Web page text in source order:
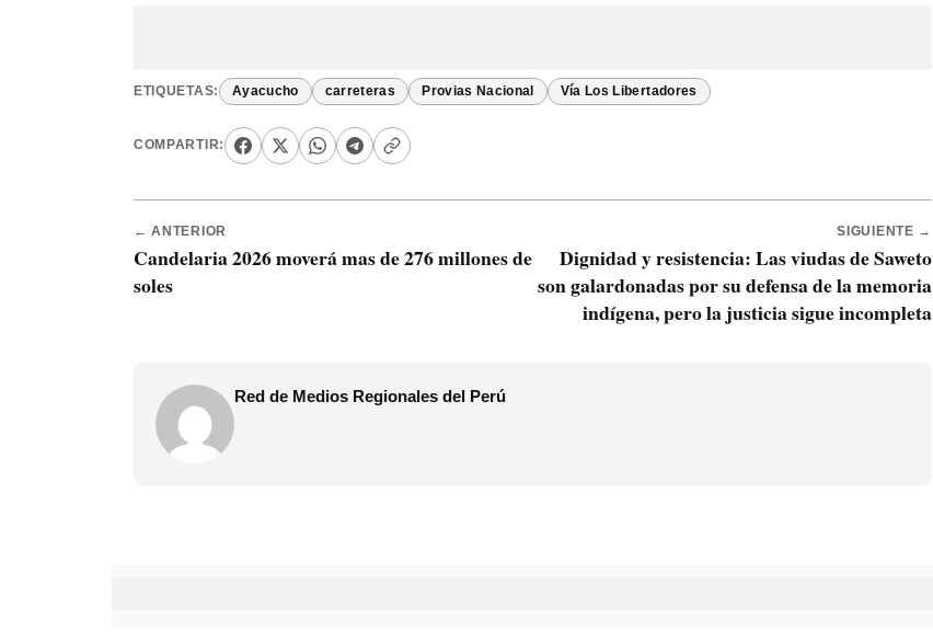
ETIQUETAS: Ayacucho carreteras Provias Nacional Vía Los Libertadores
COMPARTIR:
← ANTERIOR
Candelaria 2026 moverá mas de 276 millones de
soles
SIGUIENTE →
Dignidad y resistencia: Las viudas de Saweto
son galardonadas por su defensa de la memoria
indígena, pero la justicia sigue incompleta
Red de Medios Regionales del Perú